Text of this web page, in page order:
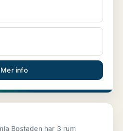
Mer info
Lägenhet att hyra i Kumla Bostaden har 3 rum